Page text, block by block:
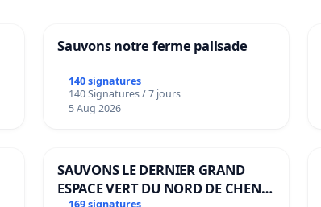
Sauvons notre ferme pallsade
140 signatures
140 Signatures / 7 jours
5 Aug 2026
SAUVONS LE DERNIER GRAND
ESPACE VERT DU NORD DE CHENE-